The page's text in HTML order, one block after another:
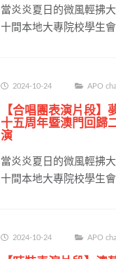
當炎炎夏日的微風輕拂
十間本地大專院校學生
2024-10-24 APO
【合唱團表演片段
十五周年暨澳門回歸
演
當炎炎夏日的微風輕拂
十間本地大專院校學生
2024-10-24 APO